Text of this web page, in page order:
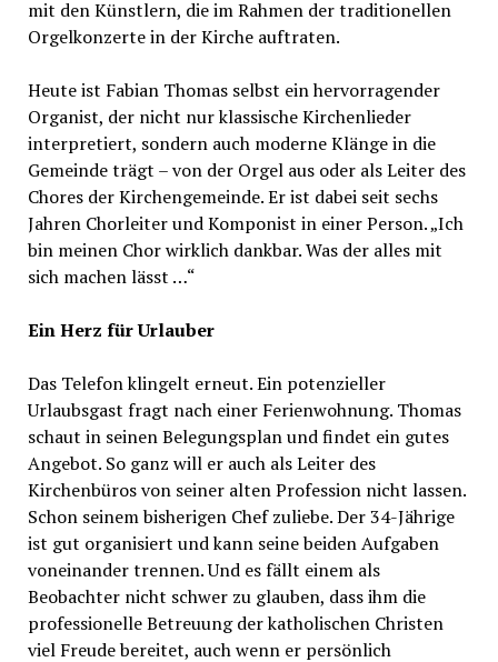
mit den Künstlern, die im Rahmen der traditionellen
Orgelkonzerte in der Kirche auftraten.
Heute ist Fabian Thomas selbst ein hervorragender
Organist, der nicht nur klassische Kirchenlieder
interpretiert, sondern auch moderne Klänge in die
Gemeinde trägt – von der Orgel aus oder als Leiter des
Chores der Kirchengemeinde. Er ist dabei seit sechs
Jahren Chorleiter und Komponist in einer Person. „Ich
bin meinen Chor wirklich dankbar. Was der alles mit
sich machen lässt …“
Ein Herz für Urlauber
Das Telefon klingelt erneut. Ein potenzieller
Urlaubsgast fragt nach einer Ferienwohnung. Thomas
schaut in seinen Belegungsplan und findet ein gutes
Angebot. So ganz will er auch als Leiter des
Kirchenbüros von seiner alten Profession nicht lassen.
Schon seinem bisherigen Chef zuliebe. Der 34-Jährige
ist gut organisiert und kann seine beiden Aufgaben
voneinander trennen. Und es fällt einem als
Beobachter nicht schwer zu glauben, dass ihm die
professionelle Betreuung der katholischen Christen
viel Freude bereitet, auch wenn er persönlich